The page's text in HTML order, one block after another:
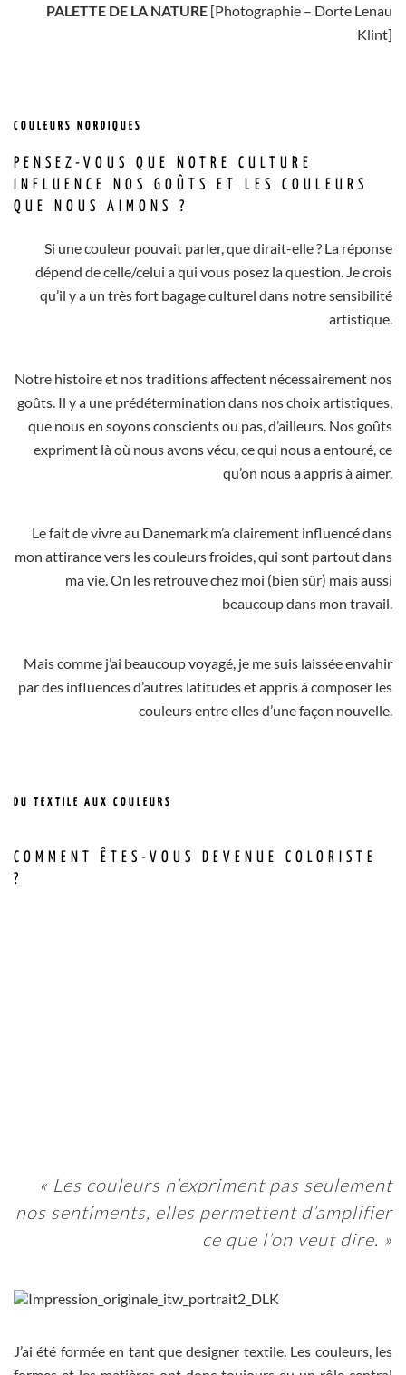
PALETTE DE LA NATURE [Photographie – Dorte Lenau
Klint]
COULEURS NORDIQUES
PENSEZ-VOUS QUE NOTRE CULTURE
INFLUENCE NOS GOÛTS ET LES COULEURS
QUE NOUS AIMONS ?
Si une couleur pouvait parler, que dirait-elle ? La réponse
dépend de celle/celui a qui vous posez la question. Je crois
qu’il y a un très fort bagage culturel dans notre sensibilité
artistique.
Notre histoire et nos traditions affectent nécessairement nos
goûts. Il y a une prédétermination dans nos choix artistiques,
que nous en soyons conscients ou pas, d’ailleurs. Nos goûts
expriment là où nous avons vécu, ce qui nous a entouré, ce
qu’on nous a appris à aimer.
Le fait de vivre au Danemark m’a clairement influencé dans
mon attirance vers les couleurs froides, qui sont partout dans
ma vie. On les retrouve chez moi (bien sûr) mais aussi
beaucoup dans mon travail.
Mais comme j’ai beaucoup voyagé, je me suis laissée envahir
par des influences d’autres latitudes et appris à composer les
couleurs entre elles d’une façon nouvelle.
DU TEXTILE AUX COULEURS
COMMENT ÊTES-VOUS DEVENUE COLORISTE
?
« Les couleurs n’expriment pas seulement
nos sentiments, elles permettent d’amplifier
ce que l’on veut dire. »
J’ai été formée en tant que designer textile. Les couleurs, les